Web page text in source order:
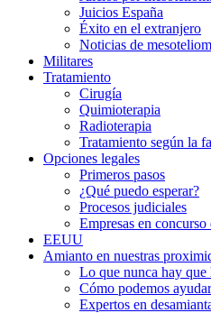
Juicios España
Éxito en el extranjero
Noticias de
Militares
Tratamiento
Cirugía
Quimioterapia
Radioterapia
Tratamiento según la
Opciones legales
Primeros pasos
¿Qué puedo esperar?
Procesos judiciales
Empresas en concurso
EEUU
Amianto en nuestras
Lo que nunca hay que
Cómo podemos
Expertos en